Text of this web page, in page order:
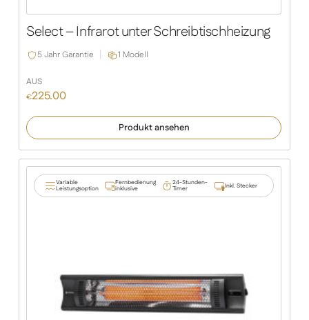
Select – Infrarot unter Schreibtischheizung
5 Jahr Garantie 1 Modell
AUS
€225.00
Produkt ansehen
Variable
Leistungsoption
Fernbedienung
inklusive
24-Stunden-
Timer Inkl. Stecker